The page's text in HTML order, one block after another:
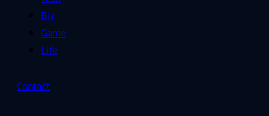
Biz
Game
Life
Contact